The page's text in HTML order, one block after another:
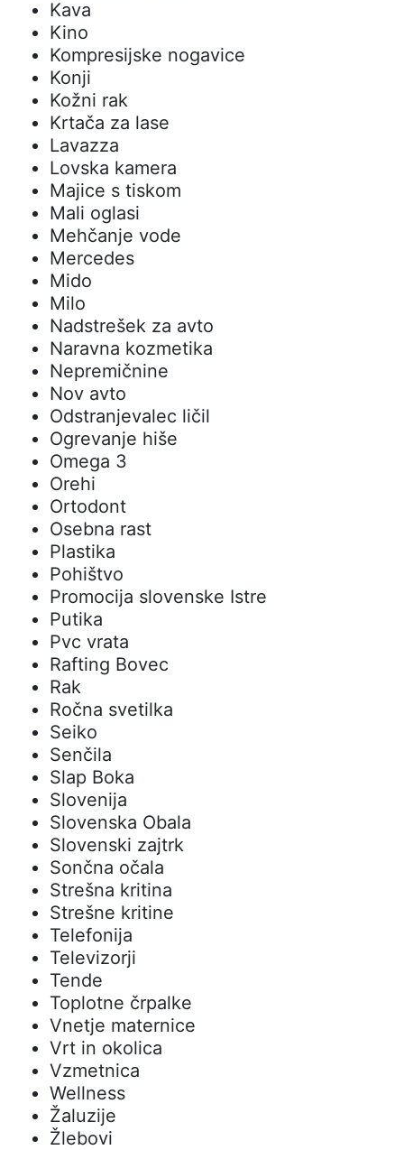
Kava
Kino
Kompresijske nogavice
Konji
Kožni rak
Krtača za lase
Lavazza
Lovska kamera
Majice s tiskom
Mali oglasi
Mehčanje vode
Mercedes
Mido
Milo
Nadstrešek za avto
Naravna kozmetika
Nepremičnine
Nov avto
Odstranjevalec ličil
Ogrevanje hiše
Omega 3
Orehi
Ortodont
Osebna rast
Plastika
Pohištvo
Promocija slovenske Istre
Putika
Pvc vrata
Rafting Bovec
Rak
Ročna svetilka
Seiko
Senčila
Slap Boka
Slovenija
Slovenska Obala
Slovenski zajtrk
Sončna očala
Strešna kritina
Strešne kritine
Telefonija
Televizorji
Tende
Toplotne črpalke
Vnetje maternice
Vrt in okolica
Vzmetnica
Wellness
Žaluzije
Žlebovi